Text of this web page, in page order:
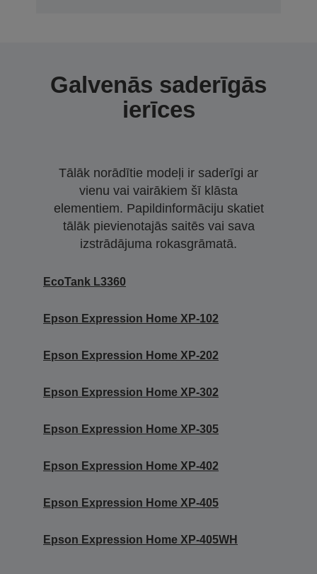
Galvenās saderīgās
ierīces
Tālāk norādītie modeļi ir saderīgi ar
vienu vai vairākiem šī klāsta
elementiem. Papildinformāciju skatiet
tālāk pievienotajās saitēs vai sava
izstrādājuma rokasgrāmatā.
EcoTank L3360
Epson Expression Home XP-102
Epson Expression Home XP-202
Epson Expression Home XP-302
Epson Expression Home XP-305
Epson Expression Home XP-402
Epson Expression Home XP-405
Epson Expression Home XP-405WH